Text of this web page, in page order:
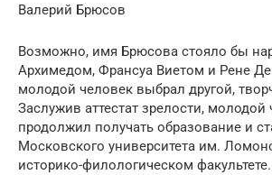
Валерий Брюсов
Возможно, имя Брюсова стояло бы
Архимедом, Франсуа Виетом и Рене
молодой человек выбрал другой,
Заслужив аттестат зрелости, молодой
продолжил получать образование и
Московского университета им.
историко-филологическом факультете.